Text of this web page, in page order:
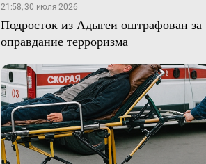
21:58, 30 июля 2026
Подросток из Адыгеи оштрафован за
оправдание терроризма